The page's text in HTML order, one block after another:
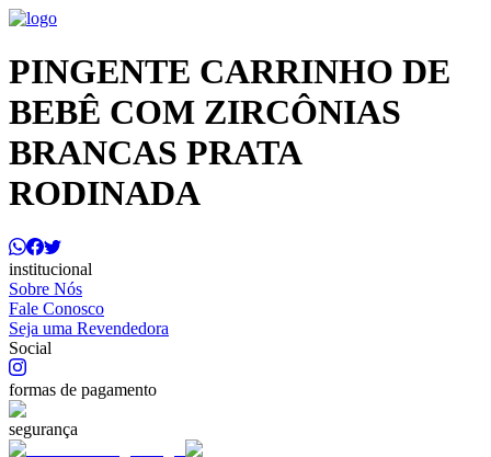
PINGENTE CARRINHO DE
BEBÊ COM ZIRCÔNIAS
BRANCAS PRATA
RODINADA
institucional
Sobre Nós
Fale Conosco
Seja uma Revendedora
Social
formas de pagamento
segurança